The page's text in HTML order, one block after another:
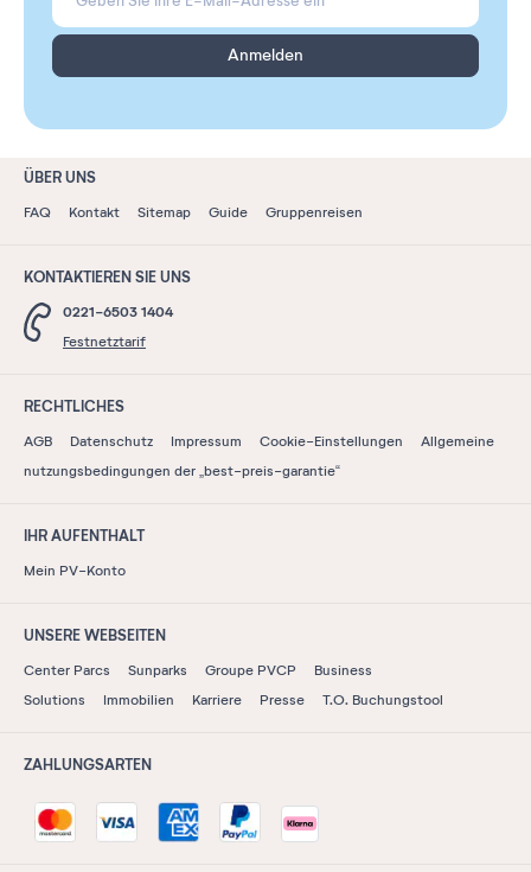
Anmelden
ÜBER UNS
FAQ Kontakt Sitemap Guide Gruppenreisen
KONTAKTIEREN SIE UNS
0221-6503 1404
Festnetztarif
RECHTLICHES
AGB Datenschutz Impressum Cookie-Einstellungen
Allgemeine
nutzungsbedingungen der „best-preis-garantie“
IHR AUFENTHALT
Mein PV-Konto
UNSERE WEBSEITEN
Center Parcs Sunparks Groupe PVCP
Business
Solutions
Immobilien Karriere Presse T.O. Buchungstool
ZAHLUNGSARTEN